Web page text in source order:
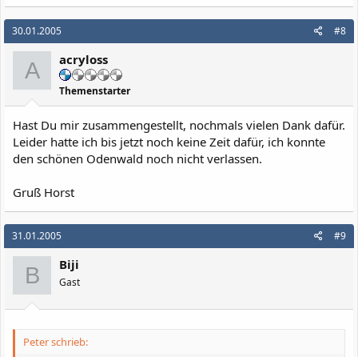
30.01.2005 #8
A acryloss
Themenstarter
Hast Du mir zusammengestellt, nochmals vielen Dank dafür.
Leider hatte ich bis jetzt noch keine Zeit dafür, ich konnte
den schönen Odenwald noch nicht verlassen.
Gruß Horst
31.01.2005 #9
B Biji
Gast
Peter schrieb: